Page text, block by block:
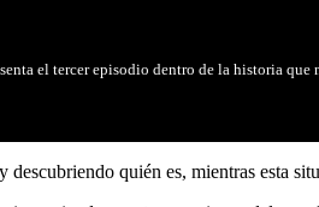
el tercer episodio dentro de la historia que
quién es, mientras esta